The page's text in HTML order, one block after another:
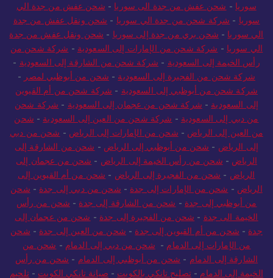
سوريا - شحن عفش من جدة الى سوريا - شحن عفش من جدة الي
سوريا - شركة شحن من جدة الي سوريا - شحن ونقل عفش من جدة
الي سوريا - شحن بري من جدة إلى سوريا - شحن ونقل عفش من جدة
الي سوريا - شركة شحن من الإمارات إلى السعودية - شركة شحن من
رأس الخيمة إلى السعودية - شركة شحن من الشارقة إلى السعودية -
شركة شحن من الفجيرة إلى السعودية - شحن من أبوظبي لمصر -
شركة شحن من أبوظبي إلى السعودية - شركة شحن من أم القيوين
إلى السعودية - شركة شحن من عجمان إلى السعودية - شركة شحن
من دبي إلى السعودية - شركة شحن من العين إلى السعودية - شحن
من العين إلى الرياض - شحن من الإمارات إلى الرياض - شحن من دبي
إلى الرياض - شحن من أبوظبي إلى الرياض - شحن من الشارقة إلى
الرياض - شحن من رأس الخيمة إلى الرياض - شحن من عجمان إلى
الرياض - شحن من الفجيرة إلى الرياض - شحن من أم القيوين إلى
الرياض - شحن من الإمارات إلى جدة - شحن من دبي إلى جدة - شحن
من أبوظبي إلى جدة - شحن من الشارقة إلى جدة - شحن من رأس
الخيمة الى جدة - شحن من الفجيرة إلى جدة - شحن من عجمان إلى
جدة - شحن من أم القيوين إلى جدة - شحن من العين إلى جدة - شحن
من الإمارات إلى الدمام - شحن من دبي إلى الدمام - شحن من
الشارقة إلى الدمام - شحن من أبوظبي إلى الدمام - شحن من رأس
الخيمة إلى الدمام -تصليح تانكي بالكويت - صيانة تانكي الكويت -تلحيم